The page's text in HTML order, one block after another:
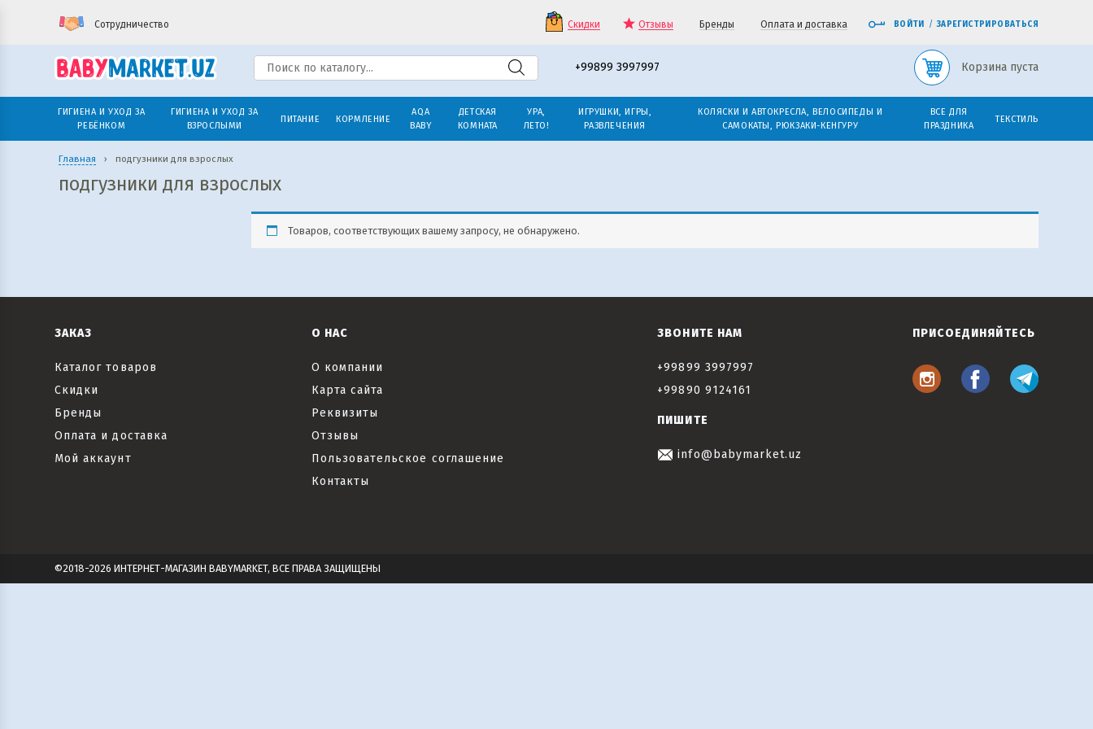
Сотрудничество Скидки Отзывы Бренды Оплата и доставка ВОЙТИ / ЗАРЕГИСТРИРОВАТЬСЯ
+99899 3997997 Корзина пуста
ГИГИЕНА И УХОД ЗА
РЕБЁНКОМ
ГИГИЕНА И УХОД ЗА
ВЗРОСЛЫМИ
ПИТАНИЕ КОРМЛЕНИЕ
AQA
BABY
ДЕТСКАЯ
КОМНАТА
УРА,
ЛЕТО!
ИГРУШКИ, ИГРЫ,
РАЗВЛЕЧЕНИЯ
КОЛЯСКИ И АВТОКРЕСЛА, ВЕЛОСИПЕДЫ И
САМОКАТЫ, РЮКЗАКИ-КЕНГУРУ
ВСЕ ДЛЯ
ПРАЗДНИКА
ТЕКСТИЛЬ
Главная › подгузники для взрослых
подгузники для взрослых
Товаров, соответствующих вашему запросу, не обнаружено.
ЗАКАЗ
Каталог товаров
Скидки
Бренды
Оплата и доставка
Мой аккаунт
О НАС
О компании
Карта сайта
Реквизиты
Отзывы
Пользовательское соглашение
Контакты
ЗВОНИТЕ НАМ
+99899 3997997
+99890 9124161
ПИШИТЕ
info@babymarket.uz
ПРИСОЕДИНЯЙТЕСЬ
©2018-2026 ИНТЕРНЕТ-МАГАЗИН BABYMARKET, ВСЕ ПРАВА ЗАЩИЩЕНЫ